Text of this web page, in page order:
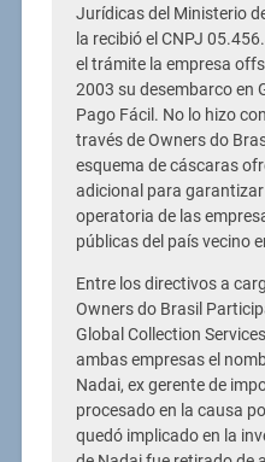
Jurídicas del Ministerio
la recibió el CNPJ
el trámite la empresa
2003 su desembarco en
Pago Fácil. No lo hizo
través de Owners do
esquema de cáscaras
adicional para
operatoria de las
públicas del país vecino
Entre los directivos a
Owners do Brasil
Global Collection
ambas empresas el
Nadai, ex gerente de
procesado en la causa
quedó implicado en la